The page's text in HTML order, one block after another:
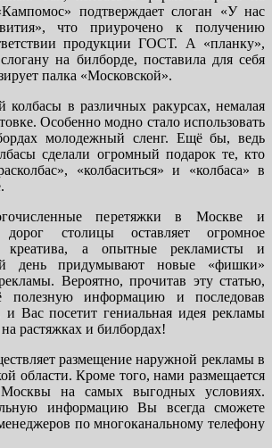
подтверждает слоган «У нас
что приурочено к получению
продукции ГОСТ. А «планку»,
на билборде, поставила для себя
палка «Московской».
колбасы в различных ракурсах, немалая
Особенно модно стало использовать
молодежный сленг. Ещё бы, ведь
сделали огромный подарок те, кто
«колбаситься» и «колбаса» в
перетяжки в Москве и
столицы оставляет огромное
креатива, а опытные рекламисты и
день придумывают новые «фишки»
Вероятно, прочитав эту статью,
полезную информацию и последовав
Вас посетит гениальная идея рекламы
растяжках и билбордах!
размещение наружной рекламы в
области. Кроме того, нами размещается
на самых выгодных условиях.
информацию Вы всегда сможете
по многоканальному телефону